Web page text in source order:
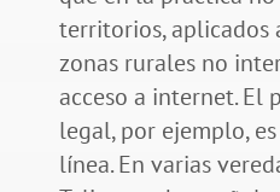
territorios, aplicados
zonas rurales no
acceso a internet. El
legal, por ejemplo,
línea. En varias